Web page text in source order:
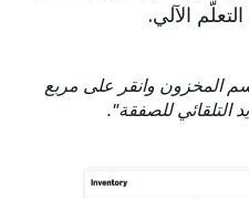
الآلي.
المخزون وانقر على مربع
التلقائي للصفقة".